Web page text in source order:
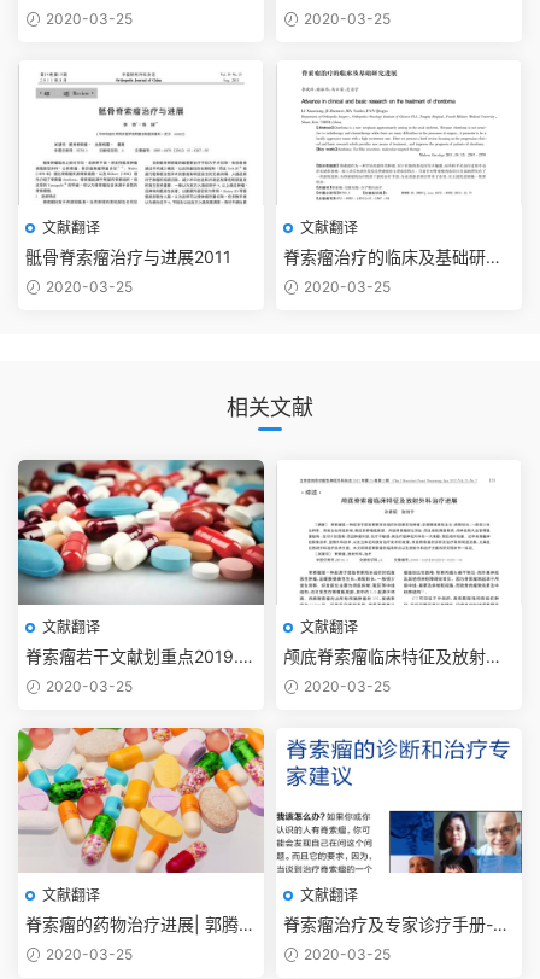
瘤的临床分析2011
2020-03-25
疗的预后比较2011
2020-03-25
文献翻译
骶骨脊索瘤治疗与进展2011
2020-03-25
文献翻译
脊索瘤治疗的临床及基础研究
进展2011
2020-03-25
相关文献
文献翻译
脊索瘤若干文献划重点2019.11
【抗癌药篇】
2020-03-25
文献翻译
颅底脊索瘤临床特征及放射外
科治疗进展2012
2020-03-25
文献翻译
脊索瘤的药物治疗进展| 郭腾显
李欢 吴震2017
2020-03-25
文献翻译
脊索瘤治疗及专家诊疗手册-脊
索瘤基金会
2020-03-25